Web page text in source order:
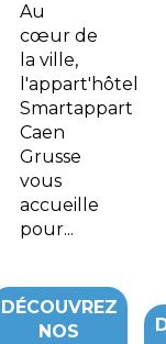
Au
cœur de
la ville,
l'appart'hôtel
Smartappart
Caen
Grusse
vous
accueille
pour...
DÉCOUVREZ
NOS